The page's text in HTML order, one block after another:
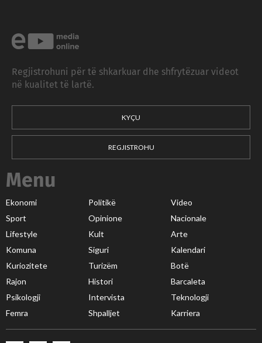
Regjistrohuni për të shkarkuar dhe shfrytëzuar videot
në kualitet të lartë.
KYÇU
REGJISTROHU
Menu
Ekonomi Politikë
Video
Sport
Opinione
Nacionale
Lifestyle
Kult
Arte
Komuna
Siguri
Kalendari
Kuriozitete
Turizëm
Botë
Rajon
Histori
Barcaleta
Psikologji
Intervista
Teknologji
Femra
Shpalljet Karriera